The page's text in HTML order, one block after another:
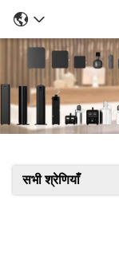
सभी श्रेणियाँ